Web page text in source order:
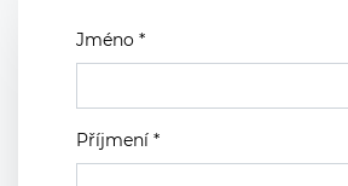
Jméno *
Příjmení *